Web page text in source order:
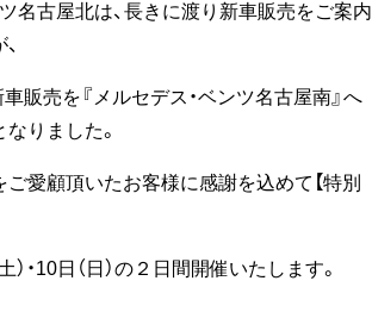
名古屋北は、長きに渡り新車販売をご案内
販売を『メルセデス・ベンツ名古屋南』へ
りました。
愛顧頂いたお客様に感謝を込めて【特別
）・10日（日）の２日間開催いたします。